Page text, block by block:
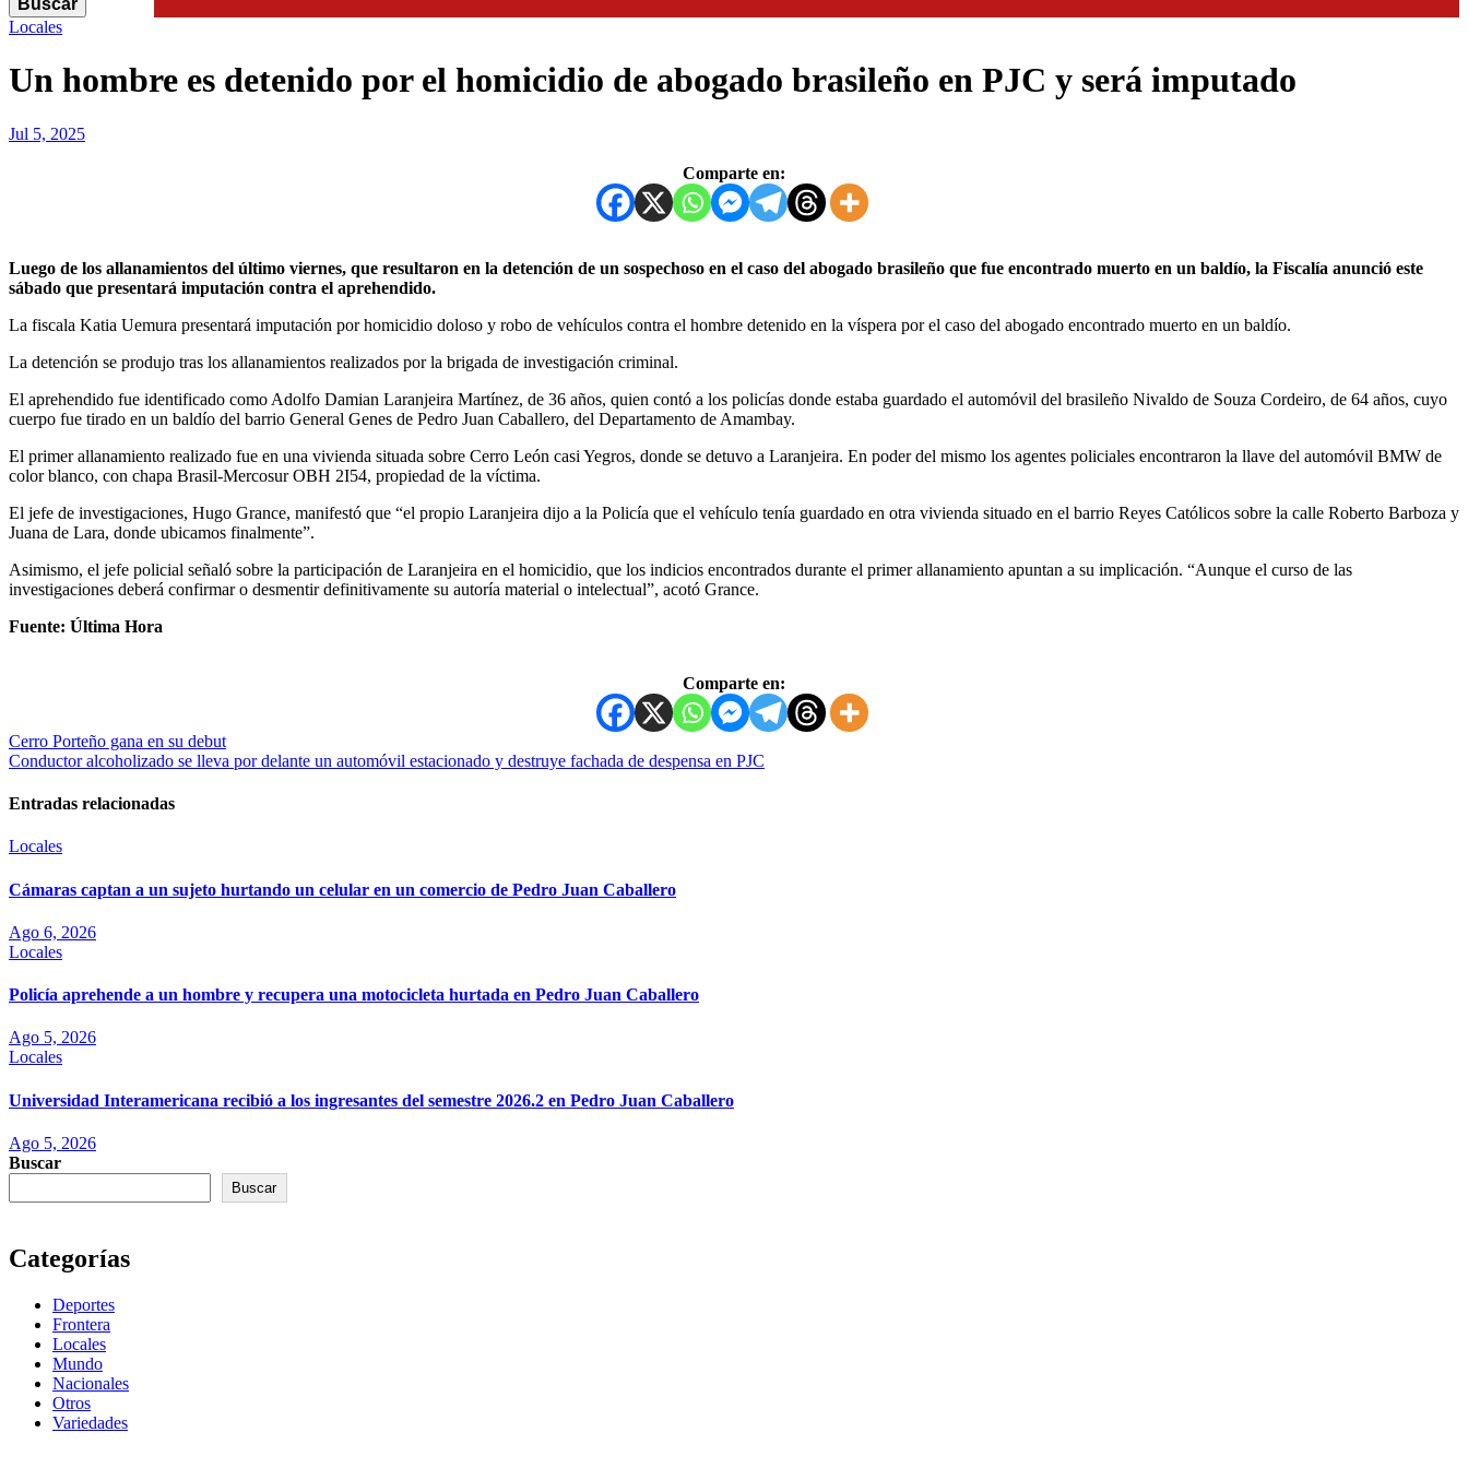
Buscar
Search
Locales
Un hombre es detenido por el homicidio de abogado brasileño en PJC y será imputado
Jul 5, 2025
Comparte en:
Luego de los allanamientos del último viernes, que resultaron en la detención de un sospechoso en el caso del abogado brasileño que fue encontrado muerto en un baldío, la Fiscalía anunció este
sábado que presentará imputación contra el aprehendido.
La fiscala Katia Uemura presentará imputación por homicidio doloso y robo de vehículos contra el hombre detenido en la víspera por el caso del abogado encontrado muerto en un baldío.
La detención se produjo tras los allanamientos realizados por la brigada de investigación criminal.
El aprehendido fue identificado como Adolfo Damian Laranjeira Martínez, de 36 años, quien contó a los policías donde estaba guardado el automóvil del brasileño Nivaldo de Souza Cordeiro, de 64 años, cuyo
cuerpo fue tirado en un baldío del barrio General Genes de Pedro Juan Caballero, del Departamento de Amambay.
El primer allanamiento realizado fue en una vivienda situada sobre Cerro León casi Yegros, donde se detuvo a Laranjeira. En poder del mismo los agentes policiales encontraron la llave del automóvil BMW de
color blanco, con chapa Brasil-Mercosur OBH 2I54, propiedad de la víctima.
El jefe de investigaciones, Hugo Grance, manifestó que “el propio Laranjeira dijo a la Policía que el vehículo tenía guardado en otra vivienda situado en el barrio Reyes Católicos sobre la calle Roberto Barboza y
Juana de Lara, donde ubicamos finalmente”.
Asimismo, el jefe policial señaló sobre la participación de Laranjeira en el homicidio, que los indicios encontrados durante el primer allanamiento apuntan a su implicación. “Aunque el curso de las
investigaciones deberá confirmar o desmentir definitivamente su autoría material o intelectual”, acotó Grance.
Fuente: Última Hora
Comparte en:
Navegación
de
entradas
Cerro Porteño gana en su debut
Conductor alcoholizado se lleva por delante un automóvil estacionado y destruye fachada de despensa en PJC
Entradas relacionadas
Locales
Cámaras captan a un sujeto hurtando un celular en un comercio de Pedro Juan Caballero
Ago 6, 2026
Locales
Policía aprehende a un hombre y recupera una motocicleta hurtada en Pedro Juan Caballero
Ago 5, 2026
Locales
Universidad Interamericana recibió a los ingresantes del semestre 2026.2 en Pedro Juan Caballero
Ago 5, 2026
Buscar
Buscar
Categorías
Deportes
Frontera
Locales
Mundo
Nacionales
Otros
Variedades